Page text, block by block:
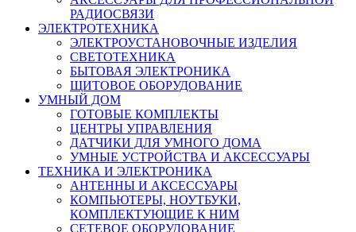
РАДИОСВЯЗИ
ЭЛЕКТРОТЕХНИКА
ЭЛЕКТРОУСТАНОВОЧНЫЕ ИЗДЕЛИЯ
СВЕТОТЕХНИКА
БЫТОВАЯ ЭЛЕКТРОНИКА
ЩИТОВОЕ ОБОРУДОВАНИЕ
УМНЫЙ ДОМ
ГОТОВЫЕ КОМПЛЕКТЫ
ЦЕНТРЫ УПРАВЛЕНИЯ
ДАТЧИКИ ДЛЯ УМНОГО ДОМА
УМНЫЕ УСТРОЙСТВА И АКСЕССУАРЫ
ТЕХНИКА И ЭЛЕКТРОНИКА
АНТЕННЫ И АКСЕССУАРЫ
КОМПЬЮТЕРЫ, НОУТБУКИ,
КОМПЛЕКТУЮЩИЕ К НИМ
СЕТЕВОЕ ОБОРУДОВАНИЕ